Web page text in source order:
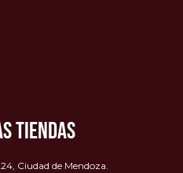
TIENDAS
Ciudad de Mendoza.